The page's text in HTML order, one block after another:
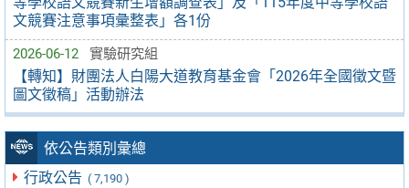
文競賽注意事項彙整表」各1份
2026-06-12 實驗研究組
【轉知】財團法人白陽大道教育基金會「2026年全國徵文暨
圖文徵稿」活動辦法
依公告類別彙總
行政公告 ( 7,190 )